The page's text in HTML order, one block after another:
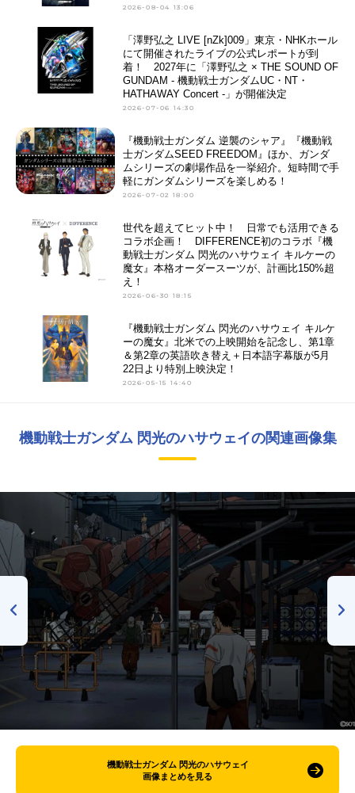
2026-08-04 13:06
「澤野弘之 LIVE [nZk]009」東京・NHKホール
にて開催されたライブの公式レポートが到
着！ 2027年に「澤野弘之 × THE SOUND OF
GUNDAM - 機動戦士ガンダムUC・NT・
HATHAWAY Concert -」が開催決定
2026-07-06 14:30
『機動戦士ガンダム 逆襲のシャア』『機動戦
士ガンダムSEED FREEDOM』ほか、ガンダ
ムシリーズの劇場作品を一挙紹介。短時間で手
軽にガンダムシリーズを楽しめる！
2026-07-02 18:00
世代を超えてヒット中！ 日常でも活用できる
コラボ企画！ DIFFERENCE初のコラボ『機
動戦士ガンダム 閃光のハサウェイ キルケーの
魔女』本格オーダースーツが、計画比150%超
え！
2026-06-30 18:15
『機動戦士ガンダム 閃光のハサウェイ キルケ
ーの魔女』北米での上映開始を記念し、第1章
＆第2章の英語吹き替え＋日本語字幕版が5月
22日より特別上映決定！
2026-05-15 14:40
機動戦士ガンダム 閃光のハサウェイの関連画像集
機動戦士ガンダム 閃光のハサウェイ
画像まとめを見る